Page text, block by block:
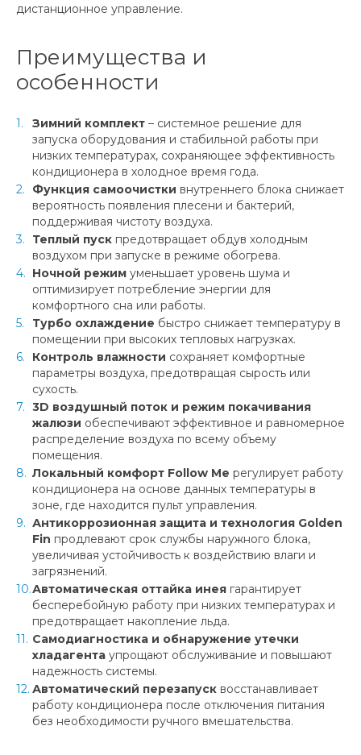
дистанционное управление.
Преимущества и
особенности
Зимний комплект – системное решение для
запуска оборудования и стабильной работы при
низких температурах, сохраняющее эффективность
кондиционера в холодное время года.
Функция самоочистки внутреннего блока снижает
вероятность появления плесени и бактерий,
поддерживая чистоту воздуха.
Теплый пуск предотвращает обдув холодным
воздухом при запуске в режиме обогрева.
Ночной режим уменьшает уровень шума и
оптимизирует потребление энергии для
комфортного сна или работы.
Турбо охлаждение быстро снижает температуру в
помещении при высоких тепловых нагрузках.
Контроль влажности сохраняет комфортные
параметры воздуха, предотвращая сырость или
сухость.
3D воздушный поток и режим покачивания
жалюзи обеспечивают эффективное и равномерное
распределение воздуха по всему объему
помещения.
Локальный комфорт Follow Me регулирует работу
кондиционера на основе данных температуры в
зоне, где находится пульт управления.
Антикоррозионная защита и технология Golden
Fin продлевают срок службы наружного блока,
увеличивая устойчивость к воздействию влаги и
загрязнений.
Автоматическая оттайка инея гарантирует
бесперебойную работу при низких температурах и
предотвращает накопление льда.
Самодиагностика и обнаружение утечки
хладагента упрощают обслуживание и повышают
надежность системы.
Автоматический перезапуск восстанавливает
работу кондиционера после отключения питания
без необходимости ручного вмешательства.